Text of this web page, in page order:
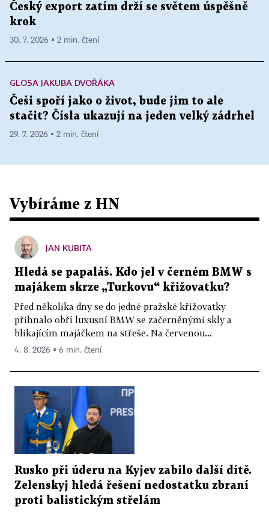
Český export zatím drží se světem úspěšně
krok
30. 7. 2026 ▪ 2 min. čtení
GLOSA JAKUBA DVOŘÁKA
Češi spoří jako o život, bude jim to ale
stačit? Čísla ukazují na jeden velký zádrhel
29. 7. 2026 ▪ 2 min. čtení
Vybíráme z HN
JAN KUBITA
Hledá se papaláš. Kdo jel v černém BMW s
majákem skrze „Turkovu“ křižovatku?
Před několika dny se do jedné pražské křižovatky
přihnalo obří luxusní BMW se začerněnými skly a
blikajícím majáčkem na střeše. Na červenou...
4. 8. 2026 ▪ 6 min. čtení
Rusko při úderu na Kyjev zabilo další dítě.
Zelenskyj hledá řešení nedostatku zbraní
proti balistickým střelám